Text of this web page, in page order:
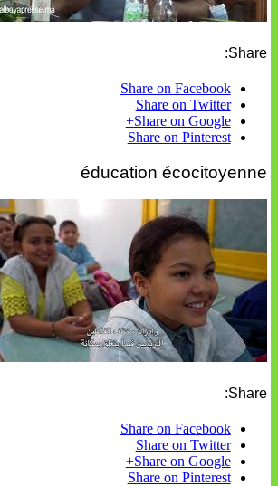
Share:
Share on Facebook
Share on Twitter
Share on Google+
Share on Pinterest
éducation écocitoyenne
Share:
Share on Facebook
Share on Twitter
Share on Google+
Share on Pinterest